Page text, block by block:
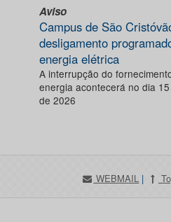
Aviso
Campus de São
desligamento
energia elétrica
A interrupção do
energia acontecerá no dia
de 2026
WEBMAIL |